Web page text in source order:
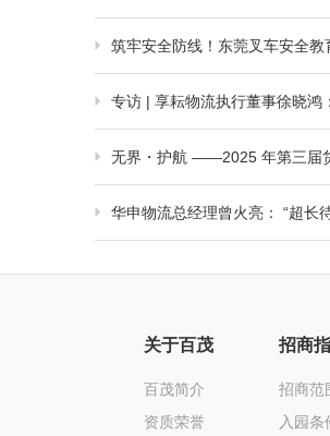
筑牢安全防线！东莞叉车安全
专访 | 享耘物流执行董事徐晓鸿
无界・护航 ——2025 年第三届
华申物流总经理曾火亮： “超长
关于百茂
百茂简介
资质荣誉
招商
招商范
入园条